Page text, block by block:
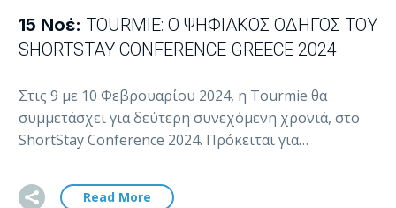
15 Νοέ: TOURMIE: Ο ΨΗΦΙΑΚΌΣ ΟΔΗΓΌΣ ΤΟΥ
SHORTSTAY CONFERENCE GREECE 2024
Στις 9 με 10 Φεβρουαρίου 2024, η Tourmie θα
συμμετάσχει για δεύτερη συνεχόμενη χρονιά, στο
ShortStay Conference 2024. Πρόκειται για…
Read More